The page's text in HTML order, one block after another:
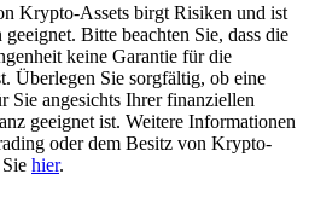
Krypto-Assets birgt Risiken und ist
Bitte beachten Sie, dass die
keine Garantie für die
Überlegen Sie sorgfältig, ob eine
angesichts Ihrer finanziellen
geeignet ist. Weitere Informationen
oder dem Besitz von Krypto-
hier.